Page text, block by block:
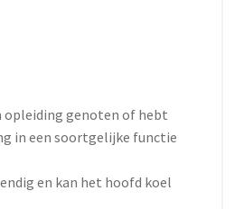
opleiding genoten of hebt
in een soortgelijke functie
en kan het hoofd koel